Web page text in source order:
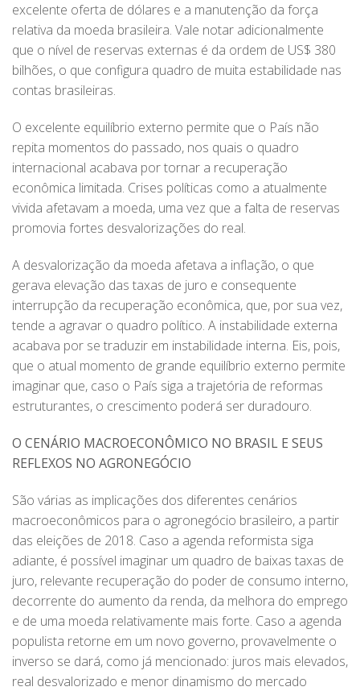
excelente oferta de dólares e a manutenção da força
relativa da moeda brasileira. Vale notar adicionalmente
que o nível de reservas externas é da ordem de US$ 380
bilhões, o que configura quadro de muita estabilidade nas
contas brasileiras.
O excelente equilíbrio externo permite que o País não
repita momentos do passado, nos quais o quadro
internacional acabava por tornar a recuperação
econômica limitada. Crises políticas como a atualmente
vivida afetavam a moeda, uma vez que a falta de reservas
promovia fortes desvalorizações do real.
A desvalorização da moeda afetava a inflação, o que
gerava elevação das taxas de juro e consequente
interrupção da recuperação econômica, que, por sua vez,
tende a agravar o quadro político. A instabilidade externa
acabava por se traduzir em instabilidade interna. Eis, pois,
que o atual momento de grande equilíbrio externo permite
imaginar que, caso o País siga a trajetória de reformas
estruturantes, o crescimento poderá ser duradouro.
O CENÁRIO MACROECONÔMICO NO BRASIL E SEUS
REFLEXOS NO AGRONEGÓCIO
São várias as implicações dos diferentes cenários
macroeconômicos para o agronegócio brasileiro, a partir
das eleições de 2018. Caso a agenda reformista siga
adiante, é possível imaginar um quadro de baixas taxas de
juro, relevante recuperação do poder de consumo interno,
decorrente do aumento da renda, da melhora do emprego
e de uma moeda relativamente mais forte. Caso a agenda
populista retorne em um novo governo, provavelmente o
inverso se dará, como já mencionado: juros mais elevados,
real desvalorizado e menor dinamismo do mercado